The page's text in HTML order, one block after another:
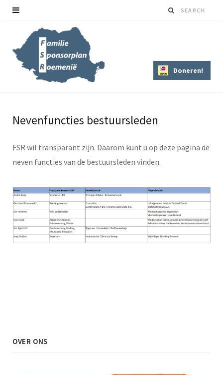
Doneren!
Nevenfuncties bestuursleden
FSR wil transparant zijn. Daarom kunt u op deze pagina de
neven functies van de bestuursleden vinden.
OVER ONS